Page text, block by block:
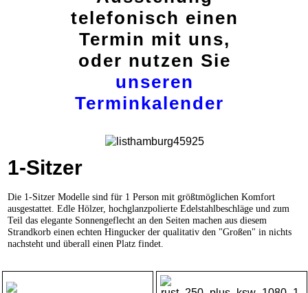
telefonisch einen
Termin mit uns,
oder nutzen Sie
unseren
Terminkalender
1-Sitzer
Die 1-Sitzer Modelle sind für 1 Person mit größtmöglichen Komfort
ausgestattet. Edle Hölzer, hochglanzpolierte Edelstahlbeschläge und zum
Teil das elegante Sonnengeflecht an den Seiten machen aus diesem
Strandkorb einen echten Hingucker der qualitativ den "Großen" in nichts
nachsteht und überall einen Platz findet.